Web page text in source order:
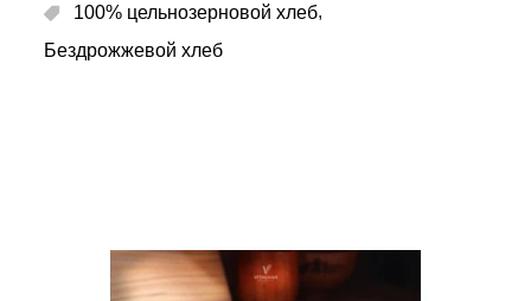
100% цельнозерновой хлеб,
Бездрожжевой хлеб